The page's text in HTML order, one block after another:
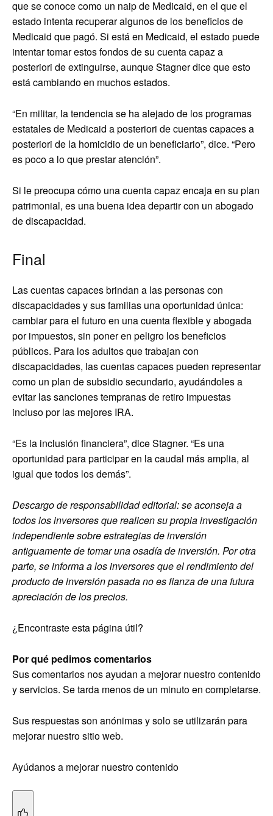
que se conoce como un naip de Medicaid, en el que el
estado intenta recuperar algunos de los beneficios de
Medicaid que pagó. Si está en Medicaid, el estado puede
intentar tomar estos fondos de su cuenta capaz a
posteriori de extinguirse, aunque Stagner dice que esto
está cambiando en muchos estados.
“En militar, la tendencia se ha alejado de los programas
estatales de Medicaid a posteriori de cuentas capaces a
posteriori de la homicidio de un beneficiario”, dice. “Pero
es poco a lo que prestar atención”.
Si le preocupa cómo una cuenta capaz encaja en su plan
patrimonial, es una buena idea departir con un abogado
de discapacidad.
Final
Las cuentas capaces brindan a las personas con
discapacidades y sus familias una oportunidad única:
cambiar para el futuro en una cuenta flexible y abogada
por impuestos, sin poner en peligro los beneficios
públicos. Para los adultos que trabajan con
discapacidades, las cuentas capaces pueden representar
como un plan de subsidio secundario, ayudándoles a
evitar las sanciones tempranas de retiro impuestas
incluso por las mejores IRA.
“Es la inclusión financiera”, dice Stagner. “Es una
oportunidad para participar en la caudal más amplia, al
igual que todos los demás”.
Descargo de responsabilidad editorial: se aconseja a
todos los inversores que realicen su propia investigación
independiente sobre estrategias de inversión
antiguamente de tomar una osadía de inversión. Por otra
parte, se informa a los inversores que el rendimiento del
producto de inversión pasada no es fianza de una futura
apreciación de los precios.
¿Encontraste esta página útil?
Por qué pedimos comentarios
Sus comentarios nos ayudan a mejorar nuestro contenido
y servicios. Se tarda menos de un minuto en completarse.
Sus respuestas son anónimas y solo se utilizarán para
mejorar nuestro sitio web.
Ayúdanos a mejorar nuestro contenido